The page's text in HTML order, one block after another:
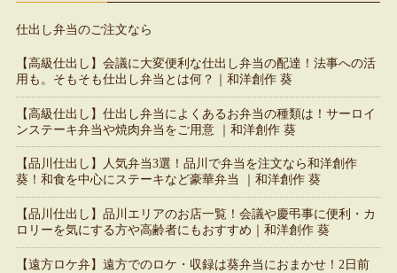
仕出し弁当のご注文なら
【高級仕出し】会議に大変便利な仕出し弁当の配達！法事への活
用も。そもそも仕出し弁当とは何？｜和洋創作 葵
【高級仕出し】仕出し弁当によくあるお弁当の種類は！サーロイ
ンステーキ弁当や焼肉弁当をご用意 ｜和洋創作 葵
【品川仕出し】人気弁当3選！品川で弁当を注文なら和洋創作
葵！和食を中心にステーキなど豪華弁当 ｜和洋創作 葵
【品川仕出し】品川エリアのお店一覧！会議や慶弔事に便利・カ
ロリーを気にする方や高齢者にもおすすめ｜和洋創作 葵
【遠方ロケ弁】遠方でのロケ・収録は葵弁当におまかせ！2日前